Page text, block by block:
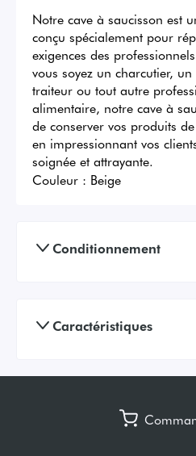
Notre cave à saucisson est
conçu spécialement pour
exigences des
vous soyez un charcutier,
traiteur ou tout autre
alimentaire, notre cave à
de conserver vos produits
en impressionnant vos
soignée et attrayante.
Couleur : Beige
Conditionnement
Caractéristiques